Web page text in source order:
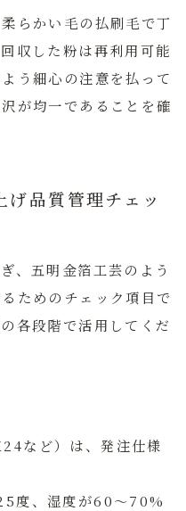
らかい毛の払刷毛で丁
収した粉は再利用可能
う細心の注意を払って
が均一であることを確
げ品質管理チェッ
、五明金箔工芸のよう
ためのチェック項目で
各段階で活用してくだ
など）は、発注仕様
度、湿度が60〜70%